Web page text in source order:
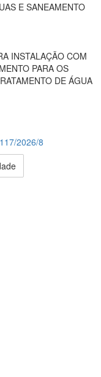
E SANEAMENTO
INSTALAÇÃO COM
PARA OS
DE ÁGUA
2026/8